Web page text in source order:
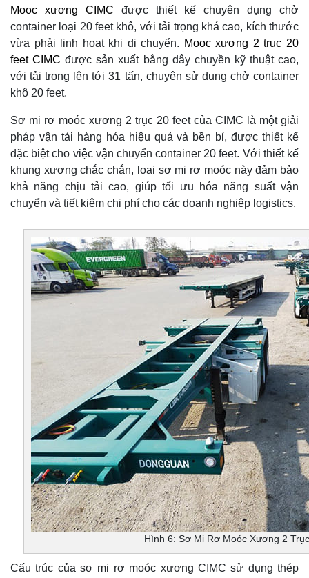
Mooc xương CIMC được thiết kế chuyên dụng chở
container loại 20 feet khô, với tải trọng khá cao, kích thước
vừa phải linh hoạt khi di chuyển. Mooc xương 2 trục 20
feet CIMC được sản xuất bằng dây chuyền kỹ thuật cao,
với tải trọng lên tới 31 tấn, chuyên sử dụng chở container
khô 20 feet.
Sơ mi rơ moóc xương 2 trục 20 feet của CIMC là một giải
pháp vận tải hàng hóa hiệu quả và bền bỉ, được thiết kế
đặc biệt cho việc vận chuyển container 20 feet. Với thiết kế
khung xương chắc chắn, loại sơ mi rơ moóc này đảm bảo
khả năng chịu tải cao, giúp tối ưu hóa năng suất vận
chuyển và tiết kiệm chi phí cho các doanh nghiệp logistics.
Hình 6: Sơ Mi Rơ Moóc Xương 2
Cấu trúc của sơ mi rơ moóc xương CIMC sử dụng thép